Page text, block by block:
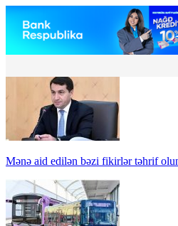
Mənə aid edilən bəzi fikirlər təhrif